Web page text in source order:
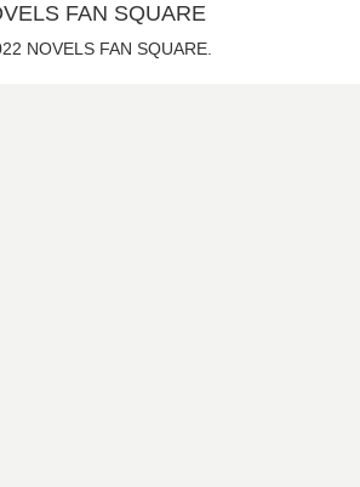
FAN SQUARE
NOVELS FAN SQUARE.